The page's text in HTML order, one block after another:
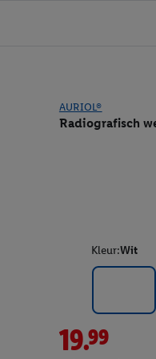
AURIOL®
Radiografisch
Kleur:Wit
19.99